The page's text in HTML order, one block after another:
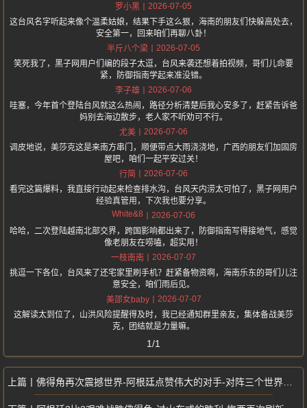
罗小黑
2026-07-05
这台风名字听起来像个温柔姑娘，结果下手这么狠，海南的朋友们快躲高处去，
安全第一，回来咱们再聊八卦！
半斤八个梁
2026-07-05
笑死我了，黑子网用户们编的段子太逗，台风来袭还想着拍视频，哥们儿命要
紧，防御指南学起来准没错。
李子雄
2026-07-06
哇塞，今年首个登陆台风就这么热闹，路径分析清楚后我心安多了，赶紧告诉爸
妈别去海边散步，老人家不听劝可不行。
尤美
2026-07-06
调皮地说，美莎克这是来南方串门，顺便带点大雨浇浇地，广西的朋友们加固房
屋吧，咱们一起平安过关！
行简
2026-07-06
看完这篇爆料，我直接行动起来检查排水沟，台风天内涝太可怕了，黑子网用户
经验真管用，下次我也要分享。
White&8
2026-07-06
哈哈，二次登陆越南北部交界，跨国影响都出来了，防御指南写得接地气，感觉
像老朋友在唠嗑，超实用！
一枝南南
2026-07-07
挑逗一下各位，台风来了还宅家里刷手机？赶紧备物资啊，海南乐东的哥们儿注
意安全，咱们雨后见。
美邵女baby
2026-07-07
这解读太到位了，山洪风险提醒得及时，我已经通知群里亲友，集体备战美莎
克，团结就是力量嘛。
1/1
佛得角再次震撼世界-阿根廷点赞伟大的对手-对阵三个世界冠军90分钟不败